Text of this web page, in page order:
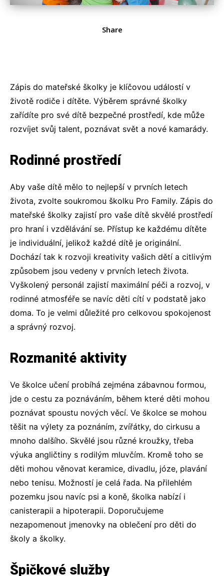
Share
Zápis do mateřské školky je klíčovou událostí v
životě rodiče i dítěte. Výběrem správné školky
zařídíte pro své dítě bezpečné prostředí, kde může
rozvíjet svůj talent, poznávat svět a nové kamarády.
Rodinné prostředí
Aby vaše dítě mělo to nejlepší v prvních letech
života, zvolte soukromou školku Pro Family. Zápis do
mateřské školky zajistí pro vaše dítě skvělé prostředí
pro hraní i vzdělávání se. Přístup ke každému dítěte
je individuální, jelikož každé dítě je originální.
Dochází tak k rozvoji kreativity vašich dětí a citlivým
způsobem jsou vedeny v prvních letech života.
Vyškolený personál zajistí maximální péči a rozvoj, v
rodinné atmosféře se navíc děti cítí v podstatě jako
doma. To je velmi důležité pro celkovou spokojenost
a správný rozvoj.
Rozmanité aktivity
Ve školce učení probíhá zejména zábavnou formou,
jde o cestu za poznáváním, během které děti mohou
poznávat spoustu nových věcí. Ve školce se mohou
těšit na výlety za poznáním, zvířátky, do cirkusu a
mnoho dalšího. Skvělé jsou různé kroužky, třeba
výuka angličtiny s rodilým mluvčím. Kromě toho se
děti mohou věnovat keramice, divadlu, józe, plavání
nebo tenisu. Možností je celá řada. Na přilehlém
pozemku jsou navíc psi a koně, školka nabízí i
canisterapii a hipoterapii. Doporučujeme
nezapomenout jmenovky na oblečení pro děti do
školy a školky.
Špičkové služby